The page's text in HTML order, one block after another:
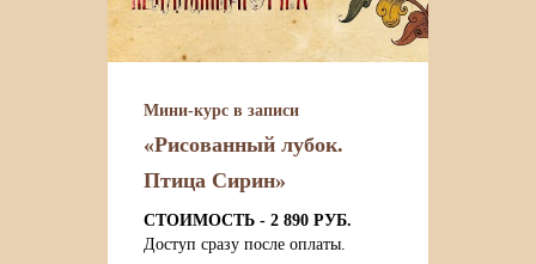
Мини-курс в записи
«Рисованный лубок.
Птица Сирин»
CТОИМОСТЬ - 2 890 РУБ.
Доступ сразу после оплаты.